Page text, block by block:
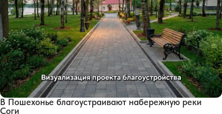
В Пошехонье благоустраивают набережную реки
Соги